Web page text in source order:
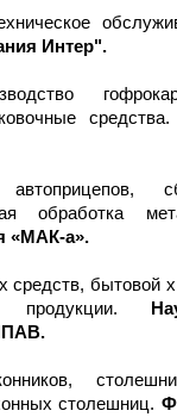
Интер".
средства.
обработка
«МАК-а».
бытовой
столешниц.